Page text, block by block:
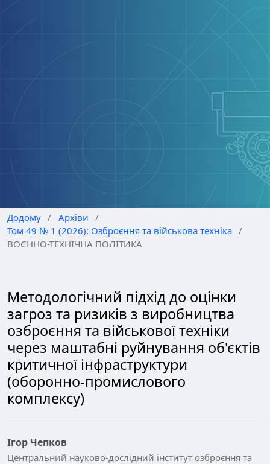
Додому / Архіви
/
Том 49 № 1 (2026): Озброєння та військова техніка /
ВОЄННО-ТЕХНІЧНА ПОЛІТИКА
Методологічний підхід до оцінки
загроз та ризиків з виробництва
озброєння та військової техніки
через маштабні руйнування об'єктів
критичної інфраструктури
(оборонно-промислового
комплексу)
Ігор Чепков
Центральний науково-дослідний інститут озброєння та